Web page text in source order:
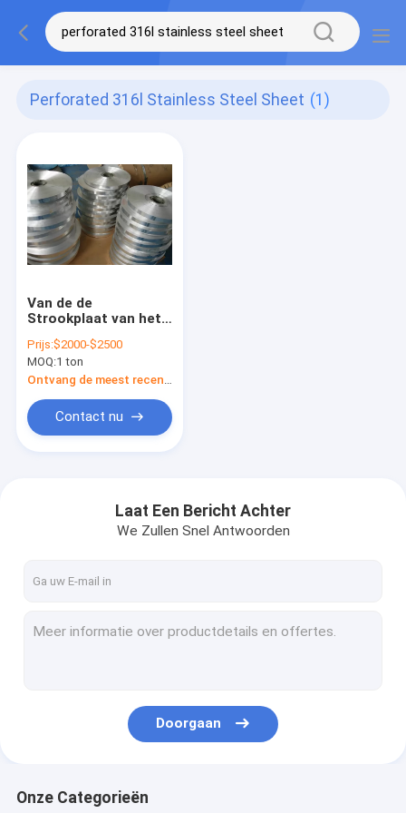
Perforated 316l Stainless Steel Sheet (1)
Van de de
Strookplaat van het
Breedtedikte 0.1mm
Strook Met hoge
weerstand
Prijs:$2000-$2500
MOQ:1 ton
Contact nu
Laat Een Bericht Achter
We Zullen Snel Antwoorden
Doorgaan
Onze Categorieën